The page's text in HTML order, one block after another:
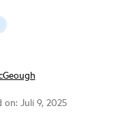
Juli 9, 2025